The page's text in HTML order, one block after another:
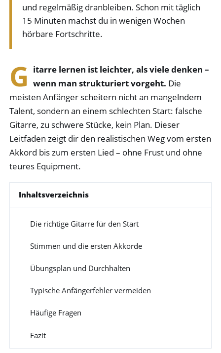
und regelmäßig dranbleiben. Schon mit täglich
15 Minuten machst du in wenigen Wochen
hörbare Fortschritte.
G
itarre lernen ist leichter, als viele denken –
wenn man strukturiert vorgeht. Die
meisten Anfänger scheitern nicht an mangelndem
Talent, sondern an einem schlechten Start: falsche
Gitarre, zu schwere Stücke, kein Plan. Dieser
Leitfaden zeigt dir den realistischen Weg vom ersten
Akkord bis zum ersten Lied – ohne Frust und ohne
teures Equipment.
Inhaltsverzeichnis
Die richtige Gitarre für den Start
Stimmen und die ersten Akkorde
Übungsplan und Durchhalten
Typische Anfängerfehler vermeiden
Häufige Fragen
Fazit